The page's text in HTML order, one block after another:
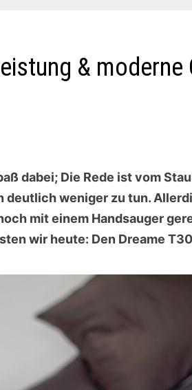
& moderne
dabei; Die Rede ist vom
deutlich weniger zu tun.
mit einem Handsauger
wir heute: Den Dreame